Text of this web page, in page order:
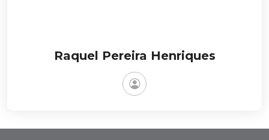
Raquel Pereira Henriques